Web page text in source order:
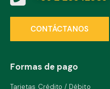
CONTÁCTANOS
Formas de pago
Tarjetas Crédito / Débito